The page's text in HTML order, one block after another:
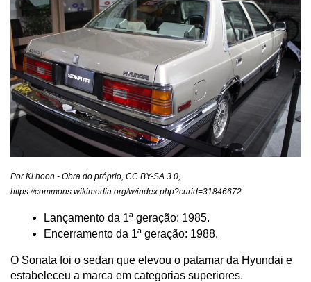
Por Ki hoon - Obra do próprio, CC BY-SA 3.0,
https://commons.wikimedia.org/w/index.php?curid=31846672
Lançamento da 1ª geração: 1985.
Encerramento da 1ª geração: 1988.
O Sonata foi o sedan que elevou o patamar da Hyundai e
estabeleceu a marca em categorias superiores.